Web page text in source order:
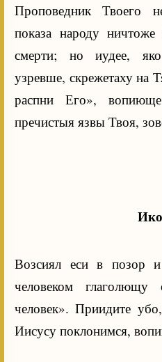
Проповедник Твоего
показа народу
смерти; но иудее,
узревше, скрежетаху на
распни Его»,
пречистыя язвы Твоя,
Возсиял еси в позор
человеком
человек». Приидите
Иисусу поклонимся,